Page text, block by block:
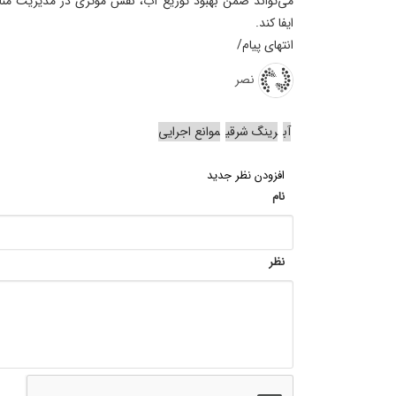
ایفا کند.
انتهای پیام/
نصر
آب رینگ شرقی موانع اجرایی
افزودن نظر جدید
نام
نظر